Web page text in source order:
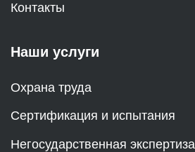
Контакты
Наши услуги
Охрана труда
Сертификация и испытания
Негосударственная экспертиза